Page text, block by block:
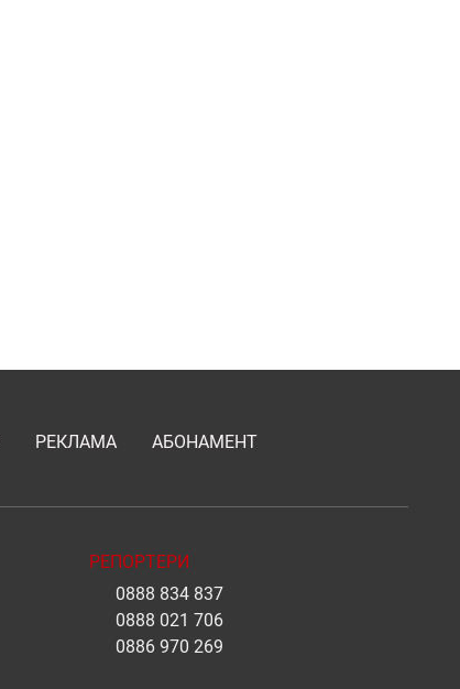
РЕКЛАМА АБОНАМЕНТ
РЕПОРТЕРИ
0888 834 837
0888 021 706
0886 970 269